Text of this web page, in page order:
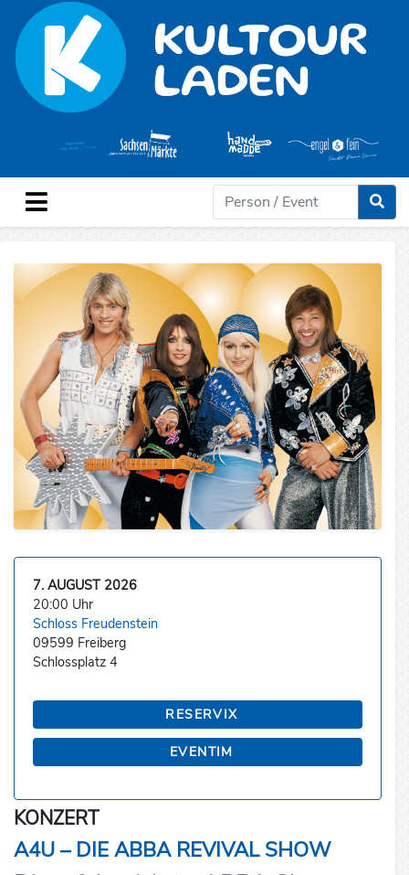
7. AUGUST 2026
20:00 Uhr
Schloss Freudenstein
09599 Freiberg
Schlossplatz 4
RESERVIX
EVENTIM
KONZERT
A4U – DIE ABBA REVIVAL SHOW